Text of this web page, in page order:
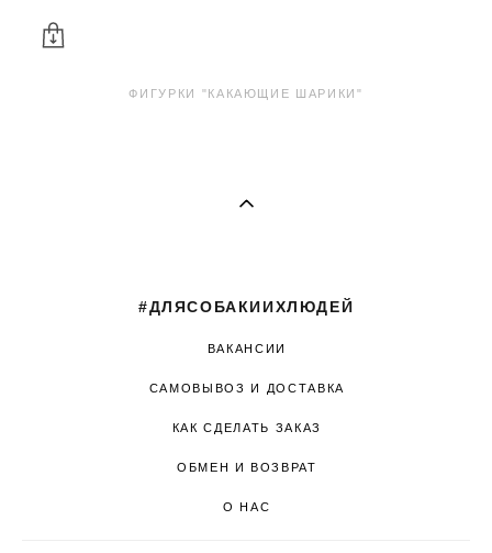
ФИГУРКИ "КАКАЮЩИЕ ШАРИКИ"
#ДЛЯСОБАКИИХЛЮДЕЙ
ВАКАНСИИ
САМОВЫВОЗ И ДОСТАВКА
КАК СДЕЛАТЬ ЗАКАЗ
ОБМЕН И ВОЗВРАТ
О НАС